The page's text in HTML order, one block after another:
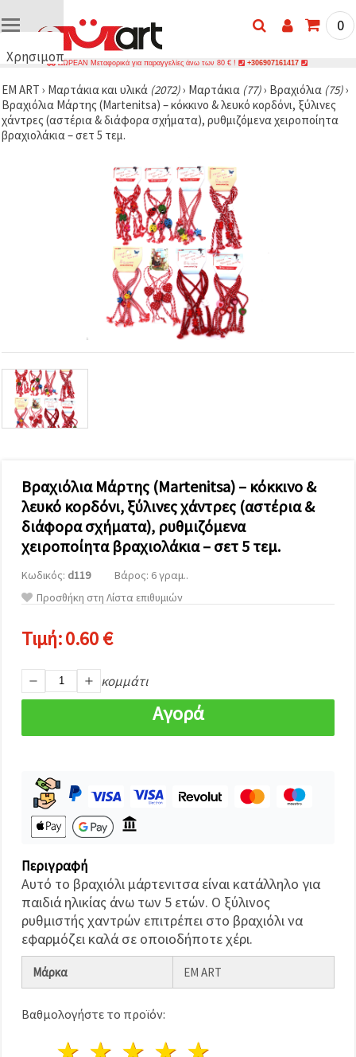
Χρησιμοποιούμε
🍪
Χρησιμοποιούμε
cookies και
παρόμοιες
την
και να
προβάλλουμε
πιο σχετικό
περιεχόμενο
και
συνεργατών
μας για
αναλύσεις
μάρκετινγκ.
Μπορείτε
συμφωνήσετε
όλα τα
cookies
προτιμήσεις
επιλέγοντας
δεδομένο
cookies και
κάνοντας
κουμπί
Αποθήκευση.
Στον
ιστότοπο!
Ρυθμίσεις
0
ΔΩΡΕΑΝ Μεταφορικά για παραγγελίες άνω των 80 € ! +306907161417
EM ART › Μαρτάκια και υλικά (2072)› Μαρτάκια (77)› Βραχιόλια (75)›
Βραχιόλια Μάρτης (Martenitsa) – κόκκινο & λευκό κορδόνι, ξύλινες
χάντρες (αστέρια & διάφορα σχήματα), ρυθμιζόμενα χειροποίητα
βραχιολάκια – σετ 5 τεμ.
Βραχιόλια Μάρτης (Martenitsa) – κόκκινο &
λευκό κορδόνι, ξύλινες χάντρες (αστέρια &
διάφορα σχήματα), ρυθμιζόμενα
χειροποίητα βραχιολάκια – σετ 5 τεμ.
Κωδικός: d119
Βάρος: 6 γραμ..
Προσθήκη στη Λίστα επιθυμιών
Τιμή:0.60 €
κομμάτι
Αγορά
Περιγραφή
Αυτό το βραχιόλι μάρτενιτσα είναι κατάλληλο για
παιδιά ηλικίας άνω των 5 ετών. Ο ξύλινος
ρυθμιστής χαντρών επιτρέπει στο βραχιόλι να
εφαρμόζει καλά σε οποιοδήποτε χέρι.
Μάρκα EM ART
Βαθμολογήστε το προϊόν: